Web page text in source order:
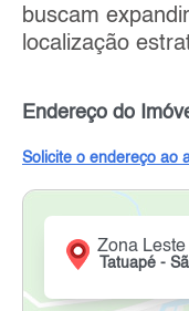
buscam
localização
Endereço do
Solicite o endereço ao
Zona Leste
Tatuapé -